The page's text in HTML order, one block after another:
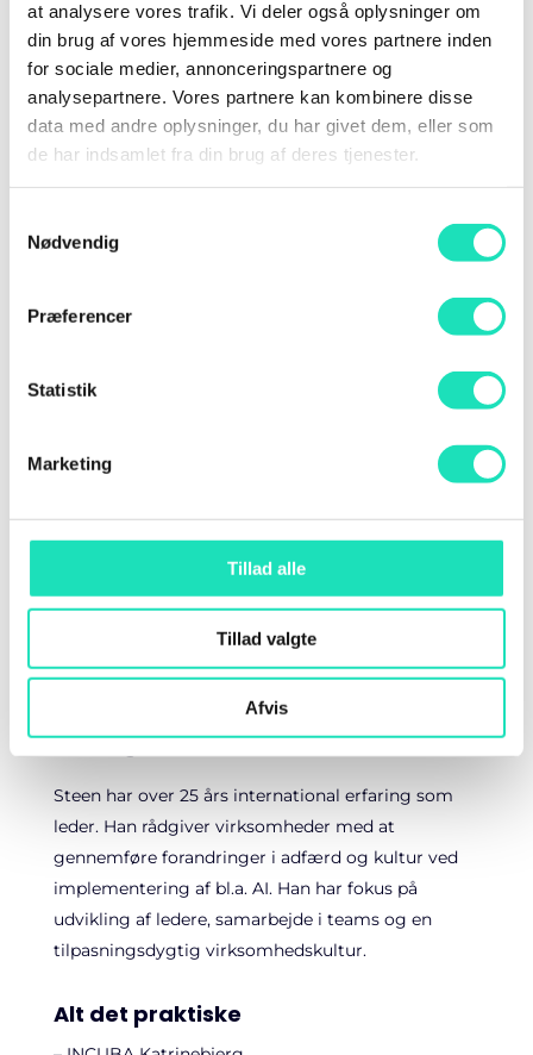
at analysere vores trafik. Vi deler også oplysninger om
din brug af vores hjemmeside med vores partnere inden
for sociale medier, annonceringspartnere og
analysepartnere. Vores partnere kan kombinere disse
data med andre oplysninger, du har givet dem, eller som
de har indsamlet fra din brug af deres tjenester.
Nødvendig
Præferencer
Statistik
Marketing
Tillad alle
Tillad valgte
Afvis
udfordringer
En enkel handlingsplan, så du kan komme i gang
med det samme
Konkrete værktøjer til at prioritere og designe
AI-løsninger
Et rammeværk til forandringshåndtering, så
rejsen
Mød din underviser
Jonas har over 15 års erfaring med at bygge bro
hjælper han virksomheder med at omsætte idéer
til konkrete løsninger og vælge de teknologier, der
Mød din underviser
Steen har over 25 års international erfaring som
leder. Han rådgiver virksomheder med at
gennemføre forandringer i adfærd og kultur ved
implementering af bl.a. AI. Han har fokus på
udvikling af ledere, samarbejde i teams og en
tilpasningsdygtig virksomhedskultur.
Alt det praktiske